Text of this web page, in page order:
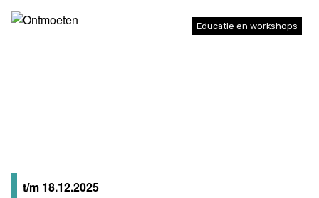
Educatie en workshops
t/m 18.12.2025